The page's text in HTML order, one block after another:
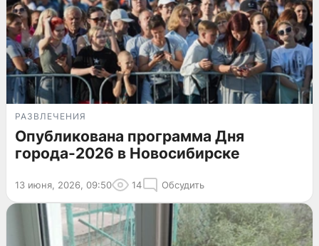
РАЗВЛЕЧЕНИЯ
Опубликована программа Дня
города-2026 в Новосибирске
13 июня, 2026, 09:50 14 Обсудить